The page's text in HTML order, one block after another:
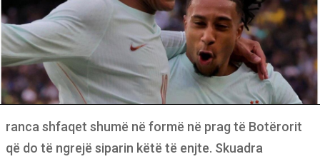
ranca shfaqet shumë në formë në prag të Botërorit
që do të ngrejë siparin këtë të enjte. Skuadra